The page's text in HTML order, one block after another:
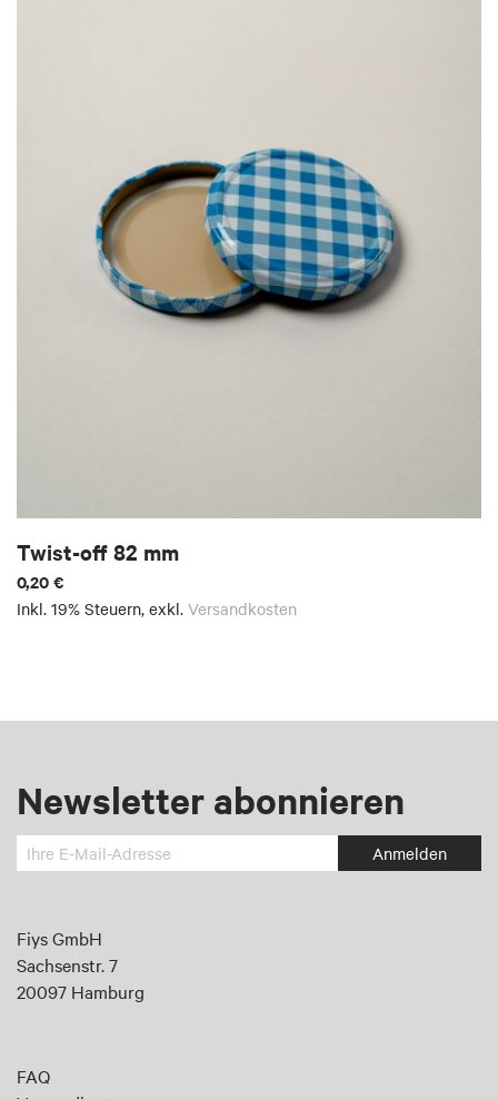
Twist-off 82 mm
0,20 €
Inkl. 19% Steuern, exkl. Versandkosten
Newsletter abonnieren
Melden
Sie
an
für
unseren
Newsletter:
Anmelden
Fiys GmbH
Sachsenstr. 7
20097 Hamburg
FAQ